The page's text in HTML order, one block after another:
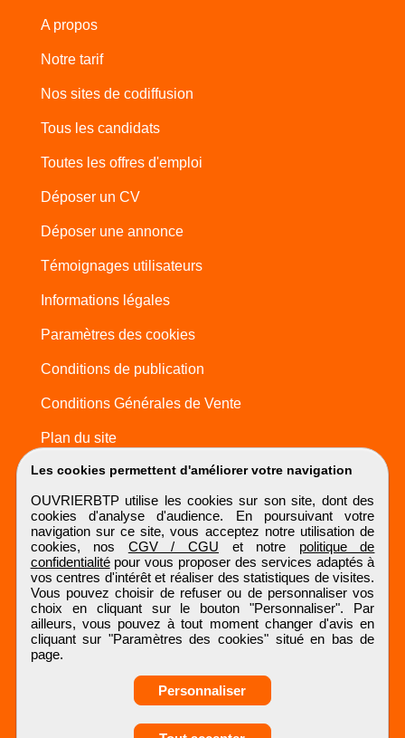
Les cookies permettent d'améliorer votre navigation
OUVRIERBTP utilise les cookies sur son site, dont des
cookies d'analyse d'audience. En poursuivant votre
navigation sur ce site, vous acceptez notre utilisation de
cookies, nos CGV / CGU et notre politique de
confidentialitépour vous proposer des services adaptés à
vos centres d'intérêt et réaliser des statistiques de visites.
Vous pouvez choisir de refuser ou de personnaliser vos
choix en cliquant sur le bouton "Personnaliser". Par
ailleurs, vous pouvez à tout moment changer d'avis en
cliquant sur "Paramètres des cookies" situé en bas de
page.
Personnaliser
A propos
Notre tarif
Nos sites de codiffusion
Tous les candidats
Toutes les offres d'emploi
Déposer un CV
Déposer une annonce
Témoignages utilisateurs
Informations légales
Paramètres des cookies
Conditions de publication
Conditions Générales de Vente
Plan du site